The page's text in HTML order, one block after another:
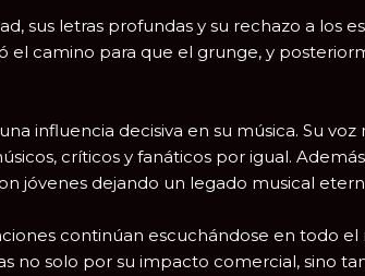
sus letras profundas y su rechazo a los
el camino para que el grunge, y
influencia decisiva en su música. Su
críticos y fanáticos por igual.
jóvenes dejando un legado musical
continúan escuchándose en todo
no solo por su impacto comercial, sino